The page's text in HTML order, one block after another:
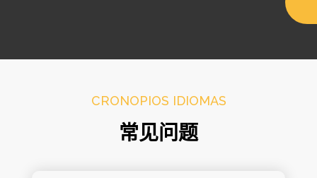
CRONOPIOS IDIOMAS
常见问题